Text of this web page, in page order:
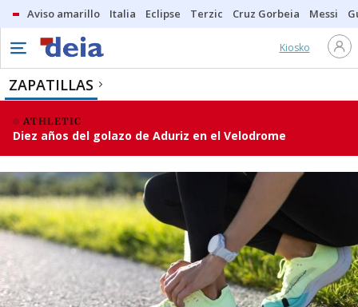
Aviso amarillo Italia Eclipse Terzic Cruz Gorbeia Messi
Kiosko
ZAPATILLAS
ATHLETIC
Diez años del golazo de Aduriz en el Velodrome